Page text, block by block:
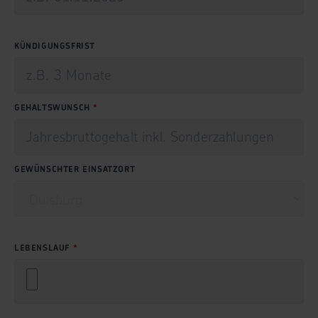
KÜNDIGUNGSFRIST
GEHALTSWUNSCH
GEWÜNSCHTER EINSATZORT
LEBENSLAUF